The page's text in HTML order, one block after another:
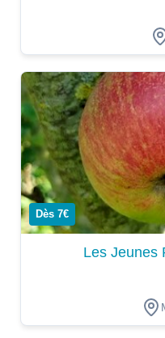
Dégustation
Dès 7€
Les Jeunes